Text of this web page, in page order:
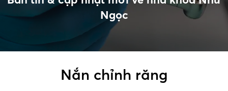
Ngọc
Nắn chỉnh răng